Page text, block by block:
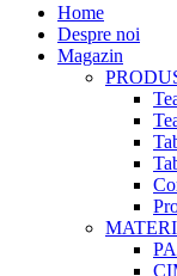
Home
Despre noi
Magazin